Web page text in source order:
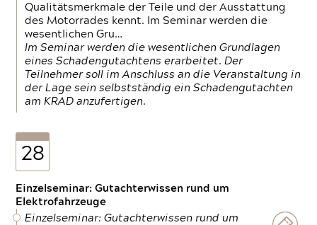
Qualitätsmerkmale der Teile und der Ausstattung
des Motorrades kennt. Im Seminar werden die
wesentlichen Gru…
Im Seminar werden die wesentlichen Grundlagen
eines Schadengutachtens erarbeitet. Der
Teilnehmer soll im Anschluss an die Veranstaltung in
der Lage sein selbstständig ein Schadengutachten
am KRAD anzufertigen.
28
Einzelseminar: Gutachterwissen rund um
Elektrofahrzeuge
Einzelseminar: Gutachterwissen rund um